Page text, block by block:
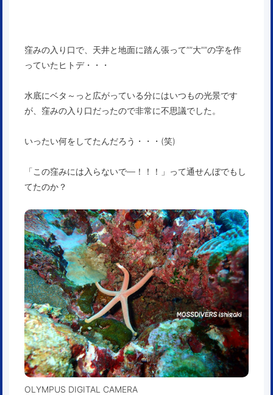
窪みの入り口で、天井と地面に踏ん張って””大””の字を作
っていたヒトデ・・・
水底にベタ～っと広がっている分にはいつもの光景です
が、窪みの入り口だったので非常に不思議でした。
いったい何をしてたんだろう・・・(笑)
「この窪みには入らないで―！！！」って通せんぼでもし
てたのか？
OLYMPUS DIGITAL CAMERA